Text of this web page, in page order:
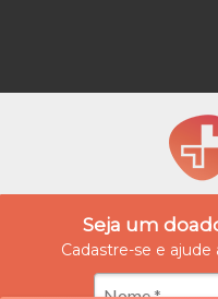
Seja um
Cadastre-se e
A Liga Contra o Câncer é uma
câncer, além de ser referência na
profissional na área da oncologia.
cidades de Natal e Caicó (Rio